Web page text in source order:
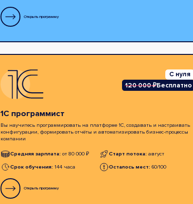
Открыть программу
С нуля
120 000 ₽Бесплатно
1С программист
Вы научитесь программировать на платформе 1С, создавать и настраивать
конфигурации, формировать отчёты и автоматизировать бизнес-процессы
компании
Средняя зарплата:от 80 000 ₽ Старт потока: август
Срок обучения:144 часа Осталось мест: 60/100
Открыть программу